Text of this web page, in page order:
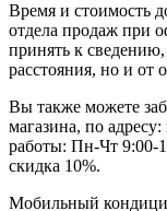
Время и стоимость
отдела продаж при
принять к сведению,
расстояния, но и от
Вы также можете
магазина, по
работы: Пн-Чт 9:00-
скидка 10%.
Мобильный